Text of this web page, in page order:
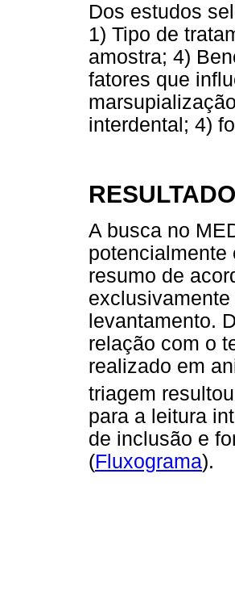
Dos estudos
1) Tipo de
amostra; 4)
fatores que
interdental; 4)
A busca no
resumo de
levantamento.
relação com o
realizado em
triagem
para a leitura
de inclusão e
(Fluxograma).